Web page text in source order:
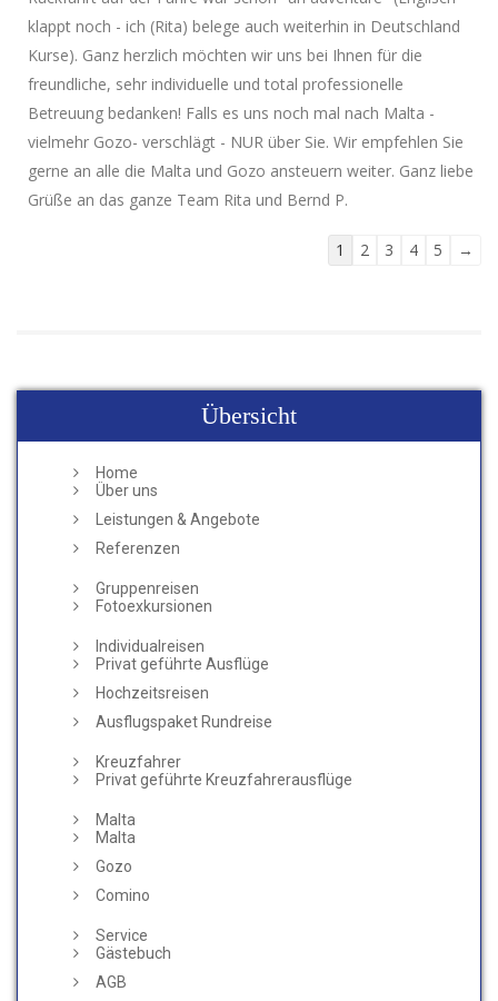
klappt noch - ich (Rita) belege auch weiterhin in Deutschland
Kurse). Ganz herzlich möchten wir uns bei Ihnen für die
freundliche, sehr individuelle und total professionelle
Betreuung bedanken! Falls es uns noch mal nach Malta -
vielmehr Gozo- verschlägt - NUR über Sie. Wir empfehlen Sie
gerne an alle die Malta und Gozo ansteuern weiter. Ganz liebe
Grüße an das ganze Team Rita und Bernd P.
Navigation
1 2 3 4 5 →
Übersicht
Home
Über uns
Leistungen & Angebote
Referenzen
Gruppenreisen
Fotoexkursionen
Individualreisen
Privat geführte Ausflüge
Hochzeitsreisen
Ausflugspaket Rundreise
Kreuzfahrer
Privat geführte Kreuzfahrerausflüge
Malta
Malta
Gozo
Comino
Service
Gästebuch
AGB